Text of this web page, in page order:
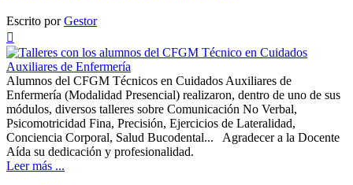
Escrito porGestor

Alumnos del CFGM Técnicos en Cuidados Auxiliares de
Enfermería (Modalidad Presencial) realizaron, dentro de uno de sus
módulos, diversos talleres sobre Comunicación No Verbal,
Psicomotricidad Fina, Precisión, Ejercicios de Lateralidad,
Conciencia Corporal, Salud Bucodental... Agradecer a la Docente
Aída su dedicación y profesionalidad.
Leer más ...